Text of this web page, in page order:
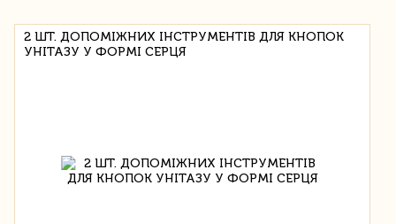
2 ШТ. ДОПОМІЖНИХ ІНСТРУМЕНТІВ ДЛЯ КНОПОК
УНІТАЗУ У ФОРМІ СЕРЦЯ